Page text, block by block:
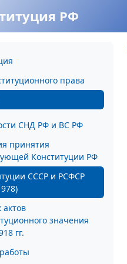
РФ
права
СНД РФ и ВС РФ
принятия
Конституции РФ
СССР и РСФСР
актов
значения
гг.